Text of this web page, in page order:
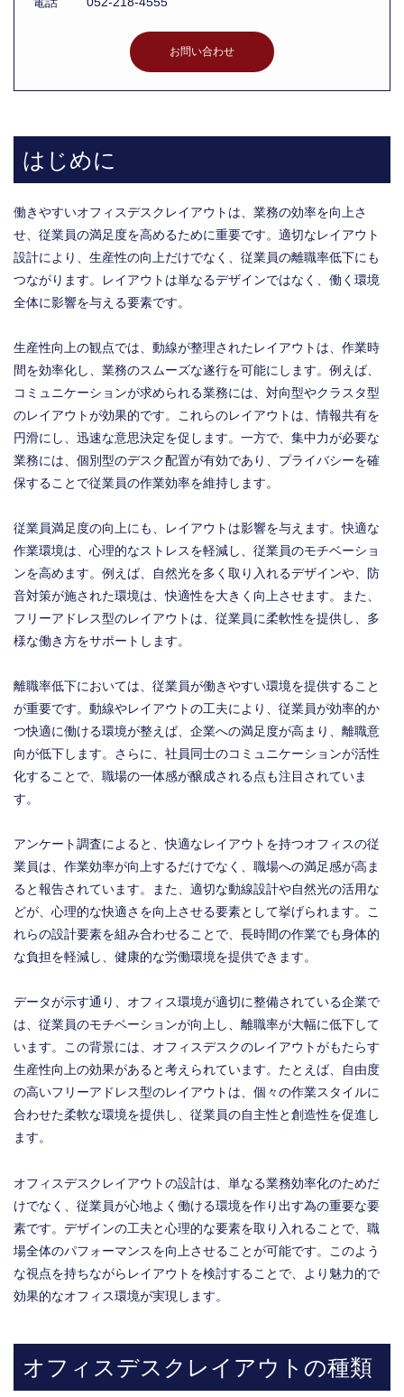
お問い合わせ
はじめに
働きやすいオフィスデスクレイアウトは、業務の効率を向上さ
せ、従業員の満足度を高めるために重要です。適切なレイアウト
設計により、生産性の向上だけでなく、従業員の離職率低下にも
つながります。レイアウトは単なるデザインではなく、働く環境
全体に影響を与える要素です。
生産性向上の観点では、動線が整理されたレイアウトは、作業時
間を効率化し、業務のスムーズな遂行を可能にします。例えば、
コミュニケーションが求められる業務には、対向型やクラスタ型
のレイアウトが効果的です。これらのレイアウトは、情報共有を
円滑にし、迅速な意思決定を促します。一方で、集中力が必要な
業務には、個別型のデスク配置が有効であり、プライバシーを確
保することで従業員の作業効率を維持します。
従業員満足度の向上にも、レイアウトは影響を与えます。快適な
作業環境は、心理的なストレスを軽減し、従業員のモチベーショ
ンを高めます。例えば、自然光を多く取り入れるデザインや、防
音対策が施された環境は、快適性を大きく向上させます。また、
フリーアドレス型のレイアウトは、従業員に柔軟性を提供し、多
様な働き方をサポートします。
離職率低下においては、従業員が働きやすい環境を提供すること
が重要です。動線やレイアウトの工夫により、従業員が効率的か
つ快適に働ける環境が整えば、企業への満足度が高まり、離職意
向が低下します。さらに、社員同士のコミュニケーションが活性
化することで、職場の一体感が醸成される点も注目されていま
す。
アンケート調査によると、快適なレイアウトを持つオフィスの従
業員は、作業効率が向上するだけでなく、職場への満足感が高ま
ると報告されています。また、適切な動線設計や自然光の活用な
どが、心理的な快適さを向上させる要素として挙げられます。こ
れらの設計要素を組み合わせることで、長時間の作業でも身体的
な負担を軽減し、健康的な労働環境を提供できます。
データが示す通り、オフィス環境が適切に整備されている企業で
は、従業員のモチベーションが向上し、離職率が大幅に低下して
います。この背景には、オフィスデスクのレイアウトがもたらす
生産性向上の効果があると考えられています。たとえば、自由度
の高いフリーアドレス型のレイアウトは、個々の作業スタイルに
合わせた柔軟な環境を提供し、従業員の自主性と創造性を促進し
ます。
オフィスデスクレイアウトの設計は、単なる業務効率化のためだ
けでなく、従業員が心地よく働ける環境を作り出す為の重要な要
素です。デザインの工夫と心理的な要素を取り入れることで、職
場全体のパフォーマンスを向上させることが可能です。このよう
な視点を持ちながらレイアウトを検討することで、より魅力的で
効果的なオフィス環境が実現します。
オフィスデスクレイアウトの種類